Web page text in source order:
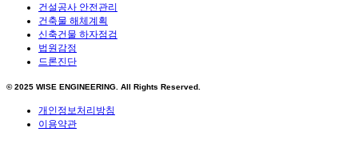
건설공사 안전관리
건축물 해체계획
신축건물 하자점검
법원감정
드론진단
© 2025 WISE ENGINEERING . All Rights Reserved.
개인정보처리방침
이용약관